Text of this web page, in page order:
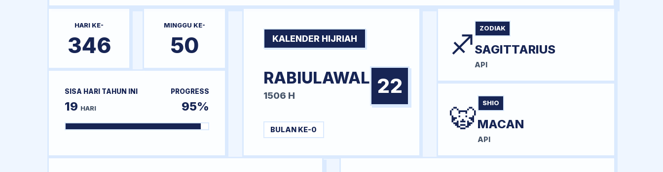
HARI KE-
346
MINGGU KE-
50
SISA HARI TAHUN INI
19 HARI
PROGRESS
95%
KALENDER HIJRIAH
RABIULAWAL
1506 H 22
BULAN KE-0
♐ ZODIAK
SAGITTARIUS
API
🐯 SHIO
MACAN
API